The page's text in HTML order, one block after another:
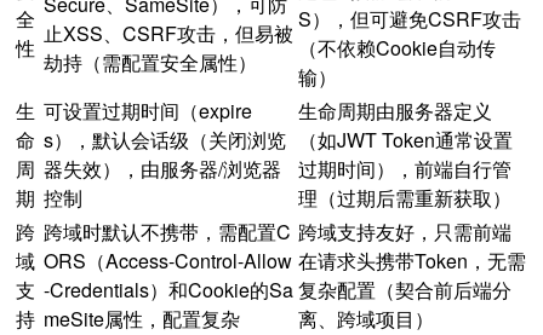
全
性
止XSS、CSRF攻击，但易被
劫持（需配置安全属性）
S），但可避免CSRF攻击
（不依赖Cookie自动传
输）
生
命
周
期
可设置过期时间（expire
s），默认会话级（关闭浏览
器失效），由服务器/浏览器
控制
生命周期由服务器定义
（如JWT Token通常设置
过期时间），前端自行管
理（过期后需重新获取）
跨
域
支
持
跨域时默认不携带，需配置C
ORS（Access-Control-Allow
-Credentials）和Cookie的Sa
meSite属性，配置复杂
跨域支持友好，只需前端
在请求头携带Token，无需
复杂配置（契合前后端分
离、跨域项目）